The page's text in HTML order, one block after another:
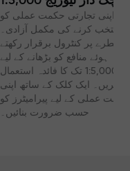
اپنی تجارتی حکمت عملی کو
منتخب کرنے کی مکمل آزادی۔
خطرے پر کنٹرول برقرار رکھتے
ہوئے منافع کو بڑھانے کے لیے
1:5,000 تک کا فائدہ استعمال
کریں۔ ایک کلک کے ساتھ اپنی
حکمت عملی کے لیے پیرامیٹرز کو
حسب ضرورت بنائیں۔